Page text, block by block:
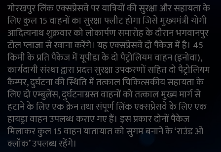
गोरखपुर लिंक एक्सप्रेसवे पर यात्रियों की सुरक्षा और सहायता के
लिए कुल 15 वाहनों का सुरक्षा फ्लीट होगा जिसे मुख्यमंत्री योगी
आदित्यनाथ शुक्रवार को लोकार्पण समारोह के दौरान भगवानपुर
टोल प्लाजा से रवाना करेंगे। यह एक्सप्रेसवे दो पैकेज में है। 45
किमी के प्रति पैकेज में यूपीडा के दो पैट्रोलियम वाहन (इनोवा),
कार्यदायी संस्था द्वारा प्रदत्त सुरक्षा उपकरणों सहित दो पैट्रोलियम
कैम्पर, दुर्घटना की स्थिति में तत्काल चिकित्सकीय सहायता के
लिए दो एम्बुलेंस, दुर्घटनाग्रस्त वाहनों को तत्काल मुख्य मार्ग से
हटाने के लिए एक क्रेन तथा संपूर्ण लिंक एक्सप्रेसवे के लिए एक
हायड्रा वाहन उपलब्ध कराए गए हैं। इस प्रकार दोनों पैकेज
मिलाकर कुल 15 वाहन यातायात को सुगम बनाने के ‘राउंड ओ
क्लॉक’ उपलब्ध रहेंगे।